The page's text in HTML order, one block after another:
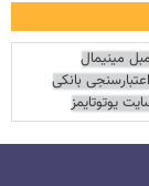
مینیمال
اعتبارسنجی بانکی
یوتوتایمز